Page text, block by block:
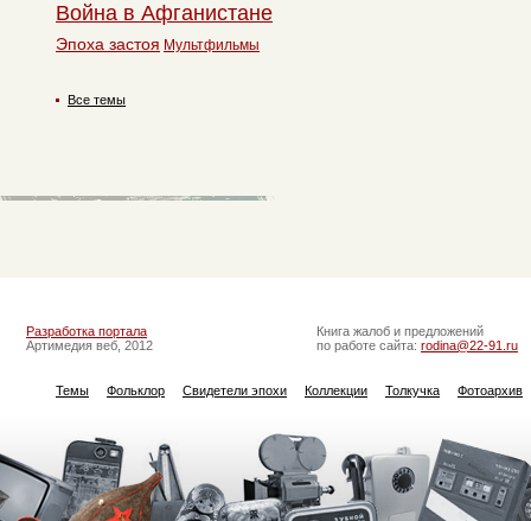
Война в Афганистане
Эпоха застоя Мультфильмы
Все темы
Разработка портала
Артимедия веб, 2012
Книга жалоб и предложений
по работе сайта: rodina@22-91.ru
Темы Фольклор Свидетели эпохи Коллекции Толкучка Фотоархив